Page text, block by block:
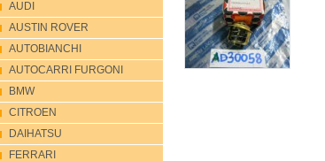
AUDI
AUSTIN ROVER
AUTOBIANCHI
AUTOCARRI FURGONI
BMW
CITROEN
DAIHATSU
FERRARI